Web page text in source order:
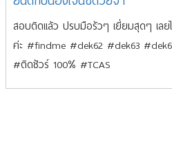
สอบติดแล้ว ปรบมือรัวๆ เยี่ยมสุดๆ เลย
ค่ะ #findme #dek62 #dek63
#ติดชัวร์ 100% #TCAS